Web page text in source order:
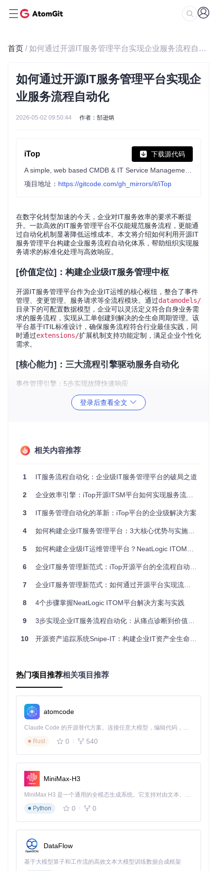
首页 / 如何通过开源IT服务管理平台实现企业服务流程自动化
如何通过开源IT服务管理平台实现企
业服务流程自动化
2026-05-02 09:50:44 作者：郜逊炳
iTop 下载源代码
项目地址： https://gitcode.com/gh_mirrors/it/iTop
在数字化转型加速的今天，企业对IT服务效率的要求不断提
升。一款高效的IT服务管理平台不仅能规范服务流程，更能通
过自动化机制显著降低运维成本。本文将介绍如何利用开源IT
服务管理平台构建企业服务流程自动化体系，帮助组织实现服
务请求的标准化处理与高效响应。
[价值定位]：构建企业级IT服务管理中枢
开源IT服务管理平台作为企业IT运维的核心枢纽，整合了事件
管理、变更管理、服务请求等全流程模块。通过datamodels/
目录下的可配置数据模型，企业可以灵活定义符合自身业务需
求的服务流程，实现从工单创建到解决的全生命周期管理。该
平台基于ITIL标准设计，确保服务流程符合行业最佳实践，同
时通过extensions/扩展机制支持功能定制，满足企业个性化
需求。
[核心能力]：三大流程引擎驱动服务自动化
事件管理引擎：5步实现故障快速响应
事件管理是IT服务的基础模块，平台通过标准化的状态流转确
保故障得到及时处理。从"New"状态创建事件，经过"Assigne
变更管理引擎：7阶段控制风险扩散
变更管理模块通过严格的审批流程控制IT变更风险。变更请求
从"New"状态开始，经过"Validated"验证、"Assigned"分
配、"Planned and scheduled"计划排期、"Approved"审批通
过、"Implemented"实施、"Monitored"监控，最终完成"Close
d"闭环。平台支持变更影响分析和回滚机制，确保每次变更都
能安全实施。
ITSM流程：变更管理生命周期
用户请求引擎：4环节优化服务体验
用户请求处理流程专为日常服务需求设计，包含"New"创
时升级、"Resolved"解决和"Closed"关闭等状态。平台支持请
求分类和自动路由，结合知识库自动匹配解决方案，大幅提升
服务请求处理效率和用户满意度。
ITSM流程：用户请求生命周期
制造业：全球工厂IT支持体系
某跨国制造企业通过部署开源IT服务管理平台，构建了覆盖全
球5个大洲的IT支持体系。利用平台的多租户架构和SLA管理
功能，实现了不同地区工厂的服务级别差异化管理。通过
目录下的自动化规则引擎，设置了基于地理位置和业务优先
级的工单自动分配机制，使关键生产系统的故障响应时间缩短
了40%，非关键问题的处理效率提升了60%。
一家区域性银行利用平台的变更管理模块，构建了符合金融监
管要求的变更控制流程。通过
置，实现了变更申请、审批、实施的全程可审计。平台的变更
日历功能确保了关键业务时段无重大变更，变更成功率从实施
前的75%提升至95%，每年减少因变更不当导致的业务中断3
次以上。
[技术解析]：灵活架构支撑业务扩展
平台采用模块化架构设计，核心业务逻辑集中在
设计使企业可以根据需求独立扩展功能模块，而不影响核心系
登录后查看全文
相关内容推荐
1 IT服务流程自动化：企业级IT服务管理平台的破局之道
2 企业效率引擎：iTop开源ITSM平台如何实现服务流程自动化与管理效能提升
3 IT服务管理自动化的革新：iTop平台的企业级解决方案
4 如何构建企业IT服务管理平台：3大核心优势与实施指南
5 如何构建企业级IT运维管理平台？NeatLogic ITOM平台实战指南
6 企业IT服务管理新范式：iTop开源平台的全流程自动化实践
7 企业IT服务管理新范式：如何通过开源平台实现流程智能化转型
8 4个步骤掌握NeatLogic ITOM平台解决方案与实践
9 3步实现企业IT服务流程自动化：从痛点诊断到价值落地
10 开源资产追踪系统Snipe-IT：构建企业IT资产全生命周期管理体系
热门项目推荐相关项目推荐
atomcode
Claude Code 的开源替代方案。连接任意大模型，编辑代码，运行命令，自动验证 — 全自动执行。用 Rust 构建，极致性能。 ｜ An open-source alternative to Claude Code. Connect any LLM, edit code, run commands, and verify changes — autonomously. Built in Rust for speed. Get Started
Rust
0 540
MiniMax-H3
MiniMax H3 是一个通用的全模态生成系统。它支持对由文本、图像、视频和音频组成的多模态上下文进行统一理解，并能生成分辨率高达 2K、时长可达 15 秒的带原生立体声音频的视频。得益于面向任务泛化的系统设计，H3 在预训练阶段就已具备广泛的多模态上下文理解与生成能力，能够出色地执行复杂的多模态指令。
Python
0 0
DataFlow
基于大模型算子和工作流的高效文本大模型训练数据合成框架